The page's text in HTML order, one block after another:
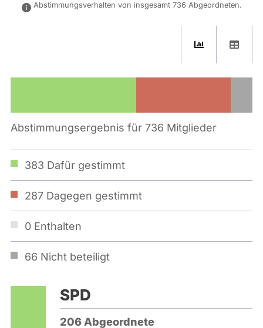
Abstimmungsverhalten von insgesamt 736 Abgeordneten.
Abstimmungsergebnis für 736 Mitglieder
383 Dafür gestimmt
287 Dagegen gestimmt
0 Enthalten
66 Nicht beteiligt
SPD
206 Abgeordnete